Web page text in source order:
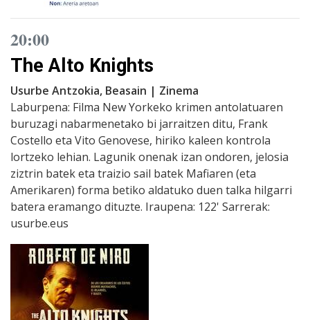
20:00
The Alto Knights
Usurbe Antzokia, Beasain | Zinema
Laburpena: Filma New Yorkeko krimen antolatuaren
buruzagi nabarmenetako bi jarraitzen ditu, Frank
Costello eta Vito Genovese, hiriko kaleen kontrola
lortzeko lehian. Lagunik onenak izan ondoren, jelosia
ziztrin batek eta traizio sail batek Mafiaren (eta
Amerikaren) forma betiko aldatuko duen talka hilgarri
batera eramango dituzte. Iraupena: 122' Sarrerak:
usurbe.eus